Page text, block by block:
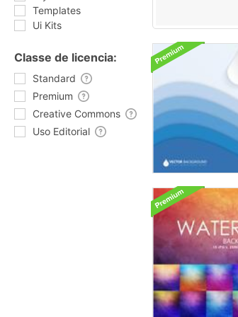
Templates
Ui Kits
Classe de licencia:
Standard
Premium
Creative Commons
Uso Editorial